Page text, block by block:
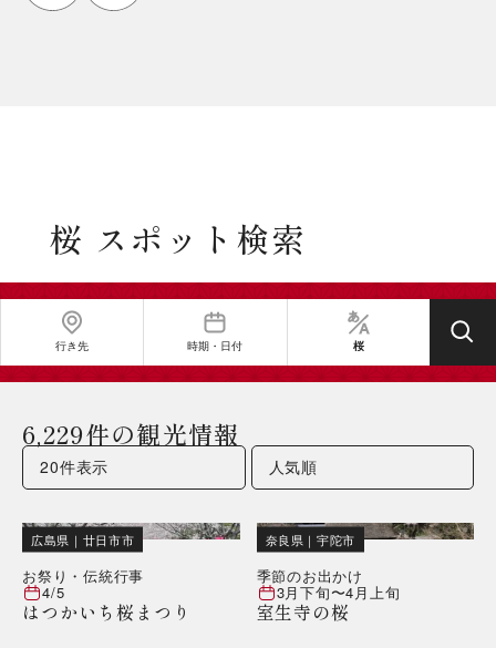
桜 スポット検索
行き先 時期・日付 桜
6,229件の観光情報
広島県 ｜ 廿日市市
お祭り・伝統行事
4/5
はつかいち桜まつり
奈良県 ｜宇陀市
季節のお出かけ
3月下旬〜4月上旬
室生寺の桜